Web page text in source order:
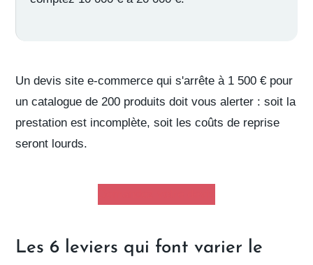
Undevis site e-commerce qui s'arrête à 1 500 € pour
un catalogue de 200 produits doit vous alerter : soit la
prestation est incomplète, soit les coûts de reprise
seront lourds.
Les 6 leviers qui font varier le